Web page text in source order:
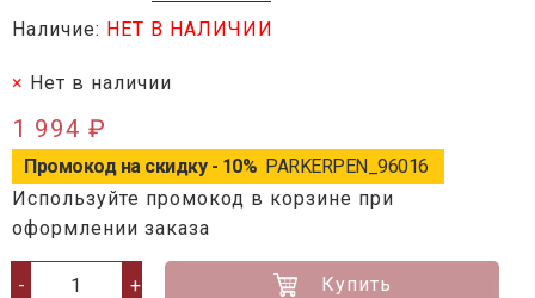
Наличие: НЕТ В НАЛИЧИИ
Нет в наличии
1 994 ₽
Промокод на скидку - 10% PARKERPEN_96016
Используйте промокод в корзине при
оформлении заказа
- + Купить